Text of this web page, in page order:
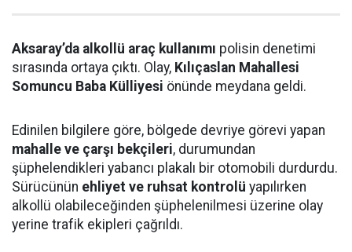
Aksaray’da alkollü araç kullanımı polisin denetimi
sırasında ortaya çıktı. Olay, Kılıçaslan Mahallesi
Somuncu Baba Külliyesi önünde meydana geldi.
Edinilen bilgilere göre, bölgede devriye görevi yapan
mahalle ve çarşı bekçileri, durumundan
şüphelendikleri yabancı plakalı bir otomobili durdurdu.
Sürücünün ehliyet ve ruhsat kontrolü yapılırken
alkollü olabileceğinden şüphelenilmesi üzerine olay
yerine trafik ekipleri çağrıldı.